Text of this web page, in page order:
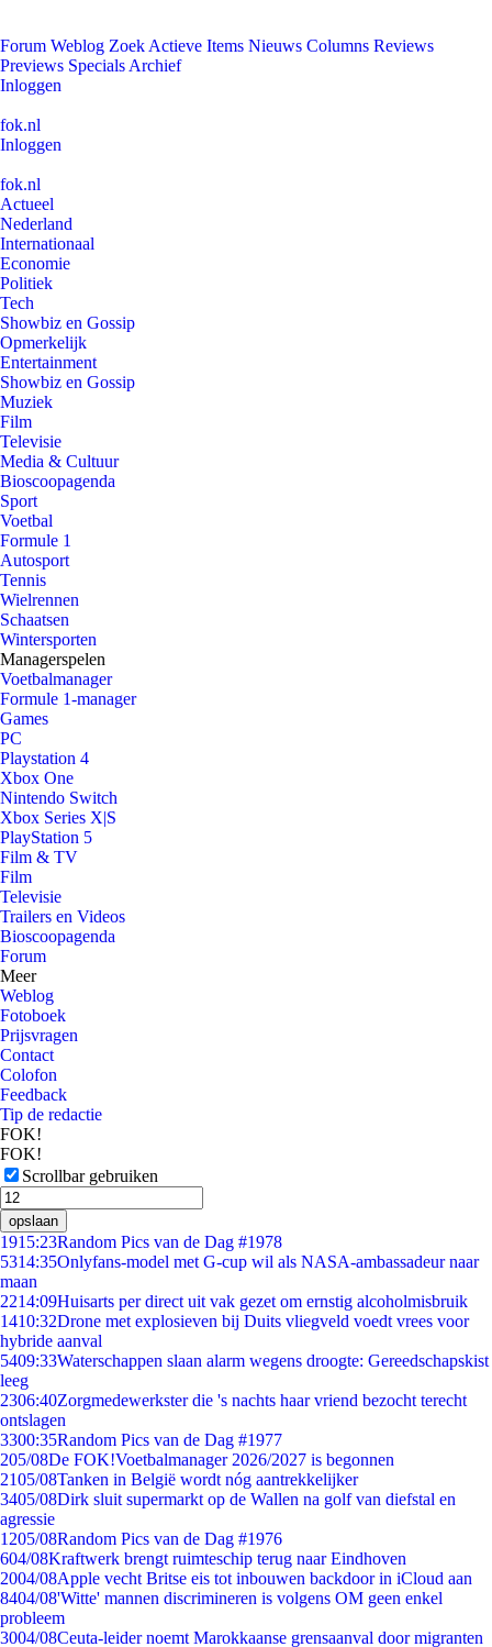
Forum Weblog Zoek Actieve Items Nieuws Columns Reviews
Previews Specials Archief
Inloggen
fok.nl
Inloggen
fok.nl
Actueel
Nederland
Internationaal
Economie
Politiek
Tech
Showbiz en Gossip
Opmerkelijk
Entertainment
Showbiz en Gossip
Muziek
Film
Televisie
Media & Cultuur
Bioscoopagenda
Sport
Voetbal
Formule 1
Autosport
Tennis
Wielrennen
Schaatsen
Wintersporten
Managerspelen
Voetbalmanager
Formule 1-manager
Games
PC
Playstation 4
Xbox One
Nintendo Switch
Xbox Series X|S
PlayStation 5
Film & TV
Film
Televisie
Trailers en Videos
Bioscoopagenda
Forum
Meer
Weblog
Fotoboek
Prijsvragen
Contact
Colofon
Feedback
Tip de redactie
FOK!
FOK!
Scrollbar gebruiken
opslaan
1915:23Random Pics van de Dag #1978
5314:35Onlyfans-model met G-cup wil als NASA-ambassadeur naar
maan
2214:09Huisarts per direct uit vak gezet om ernstig alcoholmisbruik
1410:32Drone met explosieven bij Duits vliegveld voedt vrees voor
hybride aanval
5409:33Waterschappen slaan alarm wegens droogte: Gereedschapskist
leeg
2306:40Zorgmedewerkster die 's nachts haar vriend bezocht terecht
ontslagen
3300:35Random Pics van de Dag #1977
205/08De FOK!Voetbalmanager 2026/2027 is begonnen
2105/08Tanken in België wordt nóg aantrekkelijker
3405/08Dirk sluit supermarkt op de Wallen na golf van diefstal en
agressie
1205/08Random Pics van de Dag #1976
604/08Kraftwerk brengt ruimteschip terug naar Eindhoven
2004/08Apple vecht Britse eis tot inbouwen backdoor in iCloud aan
8404/08'Witte' mannen discrimineren is volgens OM geen enkel
probleem
3004/08Ceuta-leider noemt Marokkaanse grensaanval door migranten